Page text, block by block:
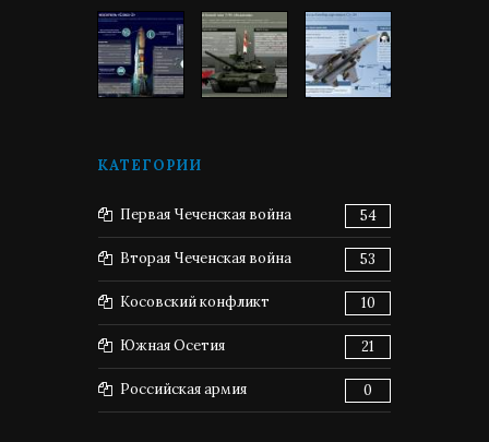
КАТЕГОРИИ
Первая Чеченская война 54
Вторая Чеченская война 53
Косовский конфликт 10
Южная Осетия 21
Российская армия 0